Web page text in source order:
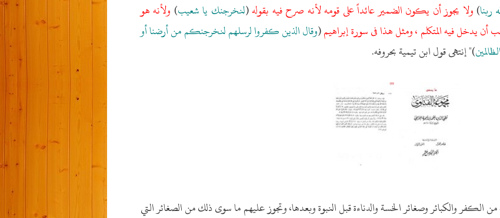
ربنا) ولا يجوز أن يكون الضمير عائداً على قومه لأنه صرح فيه بقوله(لنخرجنك يا شعيب) ولأنه هو
أن يدخل فيه المتكلم ، ومثل هذا فى سورة إبراهيم(وقال الذين كفروا لرسلهم لنخرجنكم من أرضنا أو
)" إنتهى قول ابن تيمية بحروفه.
الكفر والكبائر وصغائر الخسة والدناءة قبل النبوة وبعدها، وتجوز عليهم ما سوى ذلك من الصغائر التي